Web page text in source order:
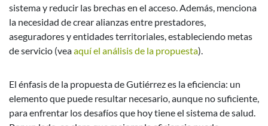
sistema y reducir las brechas en el acceso. Además, menciona
la necesidad de crear alianzas entre prestadores,
aseguradores y entidades territoriales, estableciendo metas
de servicio (veaaquí el análisis de la propuesta).
El énfasis de la propuesta de Gutiérrez es la eficiencia: un
elemento que puede resultar necesario, aunque no suficiente,
para enfrentar los desafíos que hoy tiene el sistema de salud.